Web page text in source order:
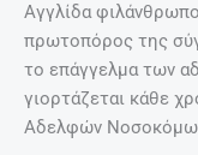
Αγγλίδα
πρωτοπόρος της
το επάγγελμα των
γιορτάζεται κάθε
Αδελφών